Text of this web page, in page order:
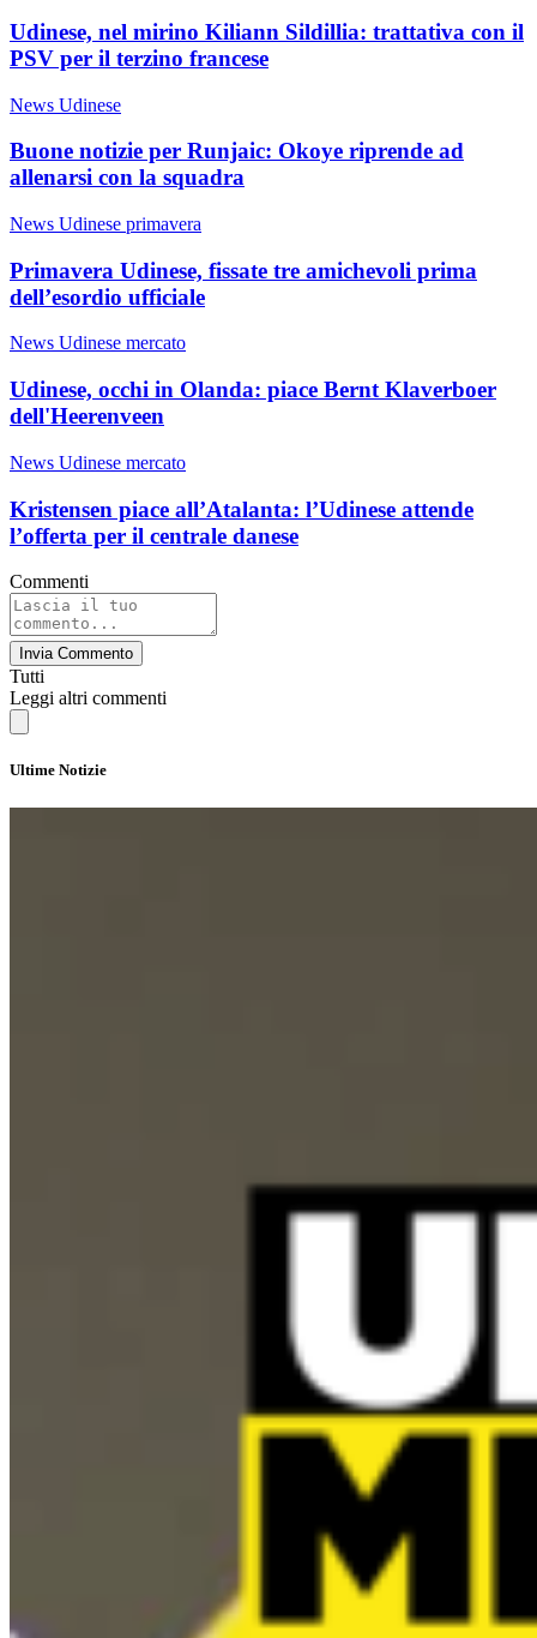
Udinese, nel mirino Kiliann Sildillia: trattativa con il
PSV per il terzino francese
News Udinese
Buone notizie per Runjaic: Okoye riprende ad
allenarsi con la squadra
News Udinese primavera
Primavera Udinese, fissate tre amichevoli prima
dell’esordio ufficiale
News Udinese mercato
Udinese, occhi in Olanda: piace Bernt Klaverboer
dell'Heerenveen
News Udinese mercato
Kristensen piace all’Atalanta: l’Udinese attende
l’offerta per il centrale danese
Commenti
Invia Commento
Tutti
Leggi altri commenti
Ultime Notizie